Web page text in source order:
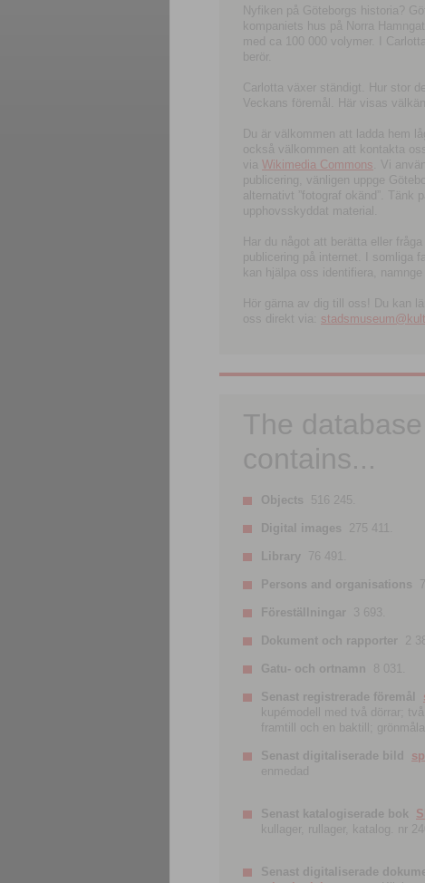
Nyfiken på Göteborgs historia?
kompaniets hus på Norra
med ca 100 000 volymer. I
berör.
Carlotta växer ständigt. Hur stor
Veckans föremål. Här visas
Du är välkommen att ladda hem
också välkommen att kontakta
via Wikimedia Commons . Vi
publicering, vänligen uppge
alternativt ”fotograf okänd”.
upphovsskyddat material.
Har du något att berätta eller
publicering på internet. I somliga
kan hjälpa oss identifiera,
Hör gärna av dig till oss! Du kan
oss direkt via:
The
contains...
Objects 516 245.
Digital images 275 411.
Library 76 491.
Persons and organisations
Föreställningar 3 693.
Dokument och rapporter 2
Gatu- och ortnamn 8 031.
Senast registrerade föremål
kupémodell med två dörrar;
framtill och en baktill;
Senast digitaliserade bild
enmedad
Senast katalogiserade bok
kullager, rullager, katalog. nr
Senast digitaliserade